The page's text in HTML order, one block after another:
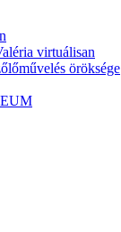
virtuálisan
öröksége